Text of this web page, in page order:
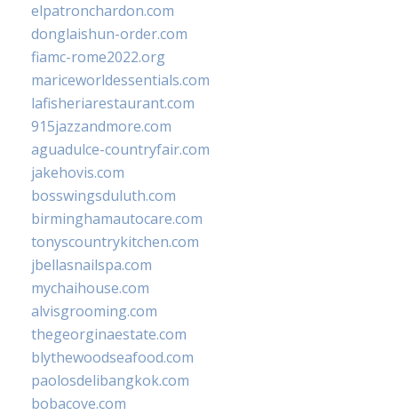
elpatronchardon.com
donglaishun-order.com
fiamc-rome2022.org
mariceworldessentials.com
lafisheriarestaurant.com
915jazzandmore.com
aguadulce-countryfair.com
jakehovis.com
bosswingsduluth.com
birminghamautocare.com
tonyscountrykitchen.com
jbellasnailspa.com
mychaihouse.com
alvisgrooming.com
thegeorginaestate.com
blythewoodseafood.com
paolosdelibangkok.com
bobacove.com